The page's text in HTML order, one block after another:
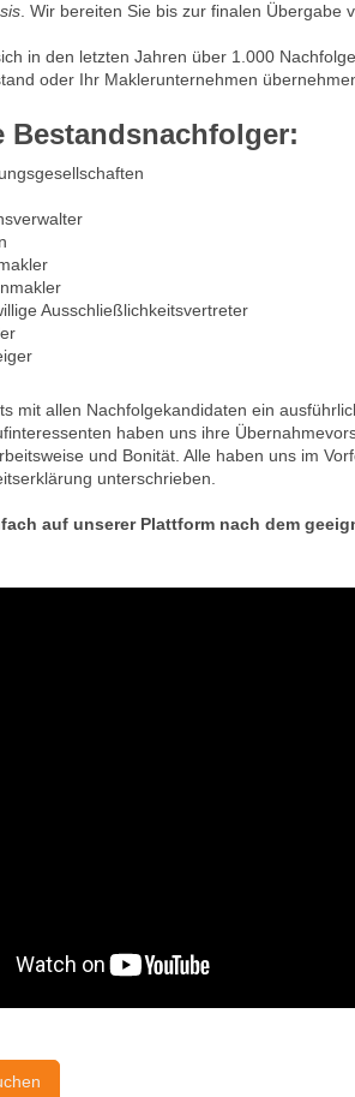
. Wir bereiten Sie bis zur finalen Übergabe
in den letzten Jahren über 1.000
oder Ihr Maklerunternehmen
Bestandsnachfolger:
Ausschließlichkeitsvertreter
mit allen Nachfolgekandidaten ein
haben uns ihre
und Bonität. Alle haben uns im
unterschrieben.
auf unserer Plattform nach dem